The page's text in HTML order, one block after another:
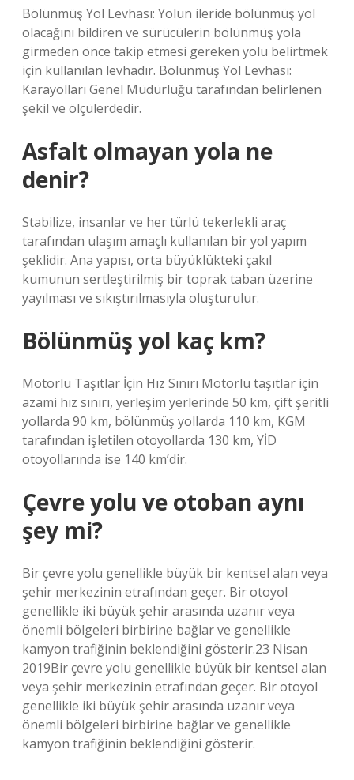
Bölünmüş Yol Levhası: Yolun ileride bölünmüş yol
olacağını bildiren ve sürücülerin bölünmüş yola
girmeden önce takip etmesi gereken yolu belirtmek
için kullanılan levhadır. Bölünmüş Yol Levhası:
Karayolları Genel Müdürlüğü tarafından belirlenen
şekil ve ölçülerdedir.
Asfalt olmayan yola ne
denir?
Stabilize, insanlar ve her türlü tekerlekli araç
tarafından ulaşım amaçlı kullanılan bir yol yapım
şeklidir. Ana yapısı, orta büyüklükteki çakıl
kumunun sertleştirilmiş bir toprak taban üzerine
yayılması ve sıkıştırılmasıyla oluşturulur.
Bölünmüş yol kaç km?
Motorlu Taşıtlar İçin Hız Sınırı Motorlu taşıtlar için
azami hız sınırı, yerleşim yerlerinde 50 km, çift şeritli
yollarda 90 km, bölünmüş yollarda 110 km, KGM
tarafından işletilen otoyollarda 130 km, YİD
otoyollarında ise 140 km’dir.
Çevre yolu ve otoban aynı
şey mi?
Bir çevre yolu genellikle büyük bir kentsel alan veya
şehir merkezinin etrafından geçer. Bir otoyol
genellikle iki büyük şehir arasında uzanır veya
önemli bölgeleri birbirine bağlar ve genellikle
kamyon trafiğinin beklendiğini gösterir.23 Nisan
2019Bir çevre yolu genellikle büyük bir kentsel alan
veya şehir merkezinin etrafından geçer. Bir otoyol
genellikle iki büyük şehir arasında uzanır veya
önemli bölgeleri birbirine bağlar ve genellikle
kamyon trafiğinin beklendiğini gösterir.